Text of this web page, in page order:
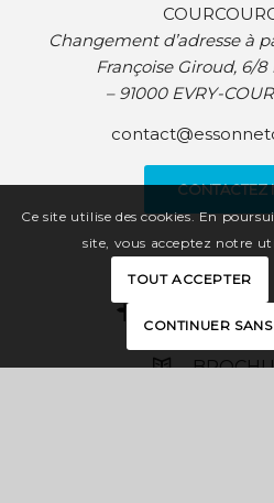
Changement d’adresse à
Françoise Giroud, 6/
– 91000 EVRY-
CONTACTEZ
Ce site utilise des cookies. En
site, vous acceptez notre
TOUT ACCEPTER
CONTINUER